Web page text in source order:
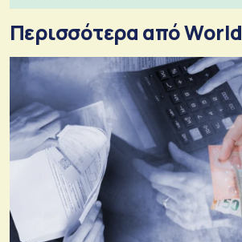
Περισσότερα από World